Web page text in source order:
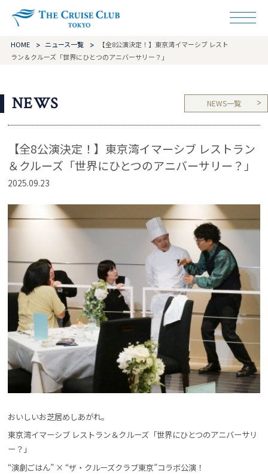
ザ・クルーズクラ
HOME ニュース一覧
【全8公演決定！】東京湾イマーシブ レスト
ラン＆クルーズ「世界にひとつのアニバーサリー？」
NEWS一覧
NEWS
【全8公演決定！】東京湾イマーシブ レストラン
＆クルーズ「世界にひとつのアニバーサリー？」
2025.09.23
おいしいお芝居めしあがれ。
東京湾イマーシブ レストラン＆クルーズ「世界にひとつのアニバーサリ
ー？」
“演劇ごはん” × “ザ・クルーズクラブ東京”コラボ公演！